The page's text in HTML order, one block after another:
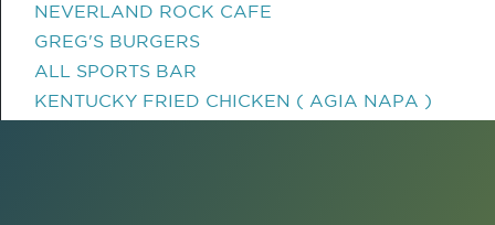
NEVERLAND ROCK CAFE
GREG'S BURGERS
ALL SPORTS BAR
KENTUCKY FRIED CHICKEN ( AGIA NAPA )